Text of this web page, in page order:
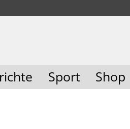
Sport Shop